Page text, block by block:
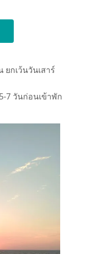
กเว้นวันเสาร์
7 วันก่อนเข้าพัก